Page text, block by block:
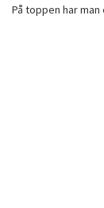
På toppen har